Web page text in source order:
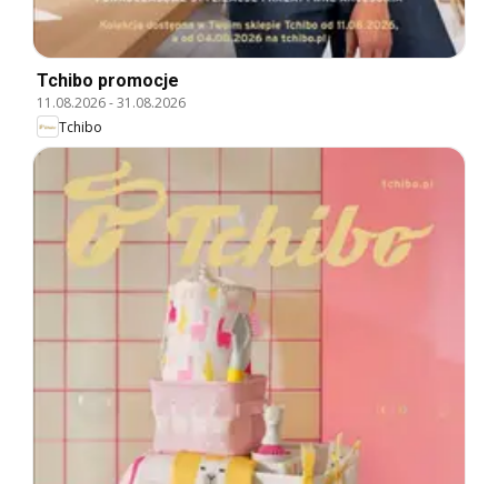
Tchibo promocje
11.08.2026-31.08.2026
Tchibo